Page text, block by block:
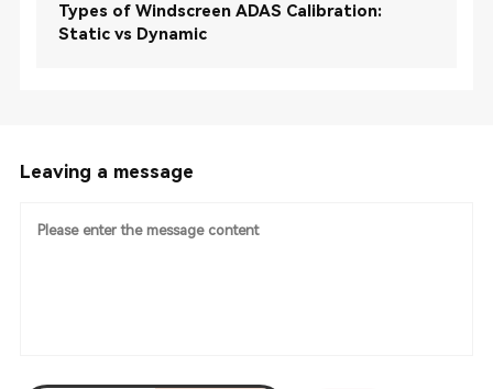
Types of Windscreen ADAS Calibration:
Static vs Dynamic
Leaving a message